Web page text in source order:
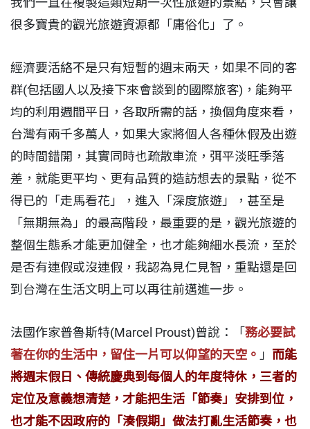
很多寶貴的觀光旅遊資源都「庸俗化」了。
經濟要活絡不是只有短暫的週末兩天，如果不同的客
群(包括國人以及接下來會談到的國際旅客)，能夠平
均的利用週間平日，各取所需的話，換個角度來看，
台灣有兩千多萬人，如果大家將個人各種休假及出遊
的時間錯開，其實同時也疏散車流，弭平淡旺季落
差，就能更平均、更有品質的造訪想去的景點，從不
得已的「走馬看花」，進入「深度旅遊」，甚至是
「無期無為」的最高階段，最重要的是，觀光旅遊的
整個生態系才能更加健全，也才能夠細水長流，至於
是否有連假或沒連假，我認為見仁見智，重點還是回
到台灣在生活文明上可以再往前邁進一步。
法國作家普魯斯特(Marcel Proust)曾說：「務必要試
著在你的生活中，留住一片可以仰望的天空。 」 而能
將週末假日、傳統慶典到每個人的年度特休，三者的
定位及意義想清楚，才能把生活「節奏」安排到位，
也才能不因政府的「湊假期」做法打亂生活節奏，也